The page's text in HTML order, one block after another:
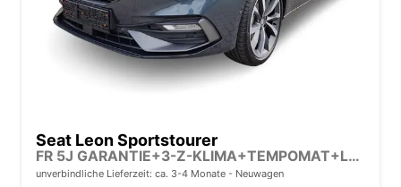
Seat Leon Sportstourer
FR 5J GARANTIE+3-Z-KLIMA+TEMPOMAT+LED+17" ALU+PDC
unverbindliche Lieferzeit: ca. 3-4 Monate Neuwagen